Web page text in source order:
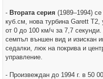
- Втората серия (1989–1994)
куб.см, нова турбина Garett T2,
от 0 до 100 км/ч за 7,7
семпъл външен вид и изискан
седалки, люк на покрива и
управление.
- Произвеждан до 1994 г. в 50